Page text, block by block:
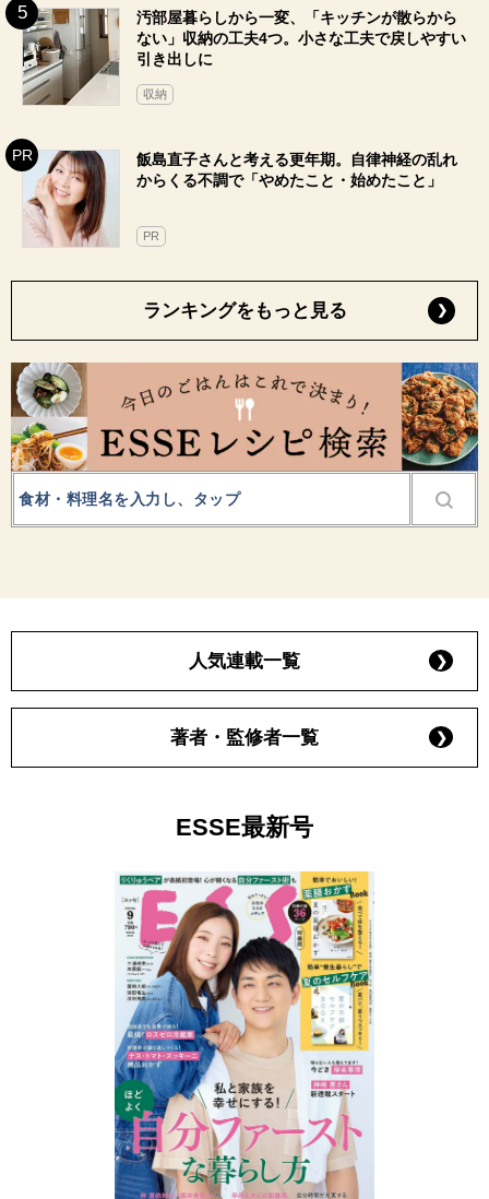
汚部屋暮らしから一変、「キッチンが散らから
ない」収納の工夫4つ。小さな工夫で戻しやすい
引き出しに
収納
飯島直子さんと考える更年期。自律神経の乱れ
からくる不調で「やめたこと・始めたこと」
PR
ランキングをもっと見る
人気連載一覧
著者・監修者一覧
ESSE最新号